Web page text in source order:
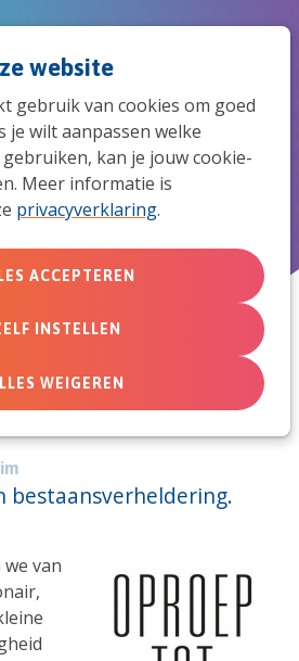
website
gebruik van cookies om goed
je wilt aanpassen welke
kan je jouw cookie-
Meer informatie is
privacyverklaring.
ACCEPTEREN
INSTELLEN
WEIGEREN
naar
de
omkeer - Wim
Dekker
bestaansverheldering.
van